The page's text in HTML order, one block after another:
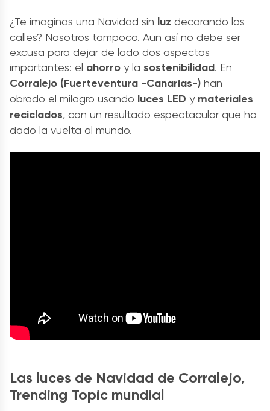
¿Te imaginas una Navidad sin luz decorando las
calles? Nosotros tampoco. Aun así no debe ser
excusa para dejar de lado dos aspectos
importantes: el ahorro y la sostenibilidad. En
Corralejo (Fuerteventura -Canarias-) han
obrado el milagro usando luces LED y materiales
reciclados, con un resultado espectacular que ha
dado la vuelta al mundo.
Las luces de Navidad de Corralejo,
Trending Topic mundial